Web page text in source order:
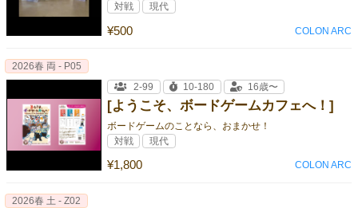
¥500
対戦 現代
COLON ARC
[ようこそ、ボードゲームカフェへ！]
ボードゲームのことなら、おまかせ！
¥1,800
2026春 両 - P05
2-99
10-180 16歳〜
対戦 現代
COLON ARC
2026春 土 - Z02